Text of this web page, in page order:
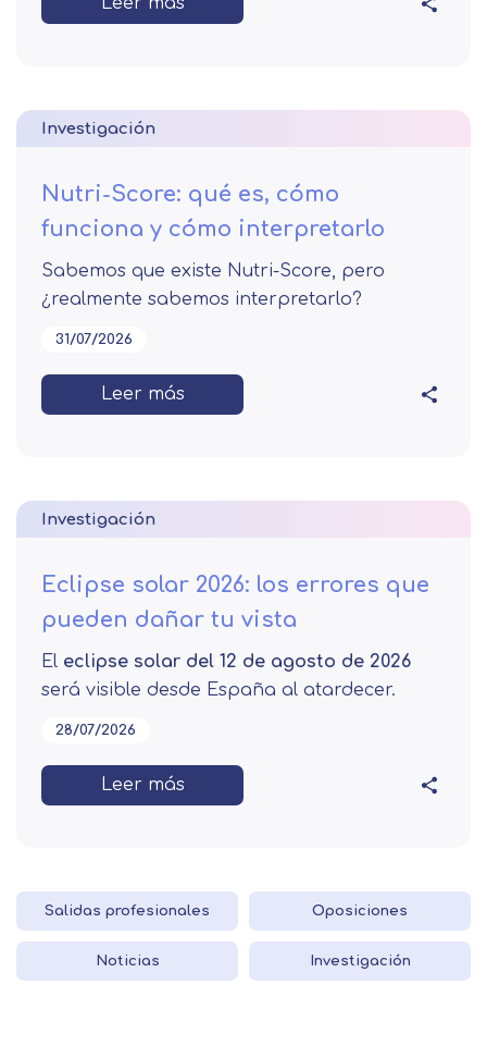
Investigación
Nutri-Score: qué es, cómo
funciona y cómo interpretarlo
Sabemos que existe Nutri-Score, pero
¿realmente sabemos interpretarlo?
31/07/2026
Leer más
Investigación
Eclipse solar 2026: los errores que
pueden dañar tu vista
El eclipse solar del 12 de agosto de 2026
será visible desde España al atardecer.
28/07/2026
Leer más
Salidas profesionales Oposiciones
Noticias Investigación